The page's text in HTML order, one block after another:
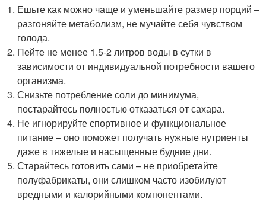
Ешьте как можно чаще и уменьшайте размер порций –
разгоняйте метаболизм, не мучайте себя чувством
голода.
Пейте не менее 1.5-2 литров воды в сутки в
зависимости от индивидуальной потребности вашего
организма.
Снизьте потребление соли до минимума,
постарайтесь полностью отказаться от сахара.
Не игнорируйте спортивное и функциональное
питание – оно поможет получать нужные нутриенты
даже в тяжелые и насыщенные будние дни.
Старайтесь готовить сами – не приобретайте
полуфабрикаты, они слишком часто изобилуют
вредными и калорийными компонентами.